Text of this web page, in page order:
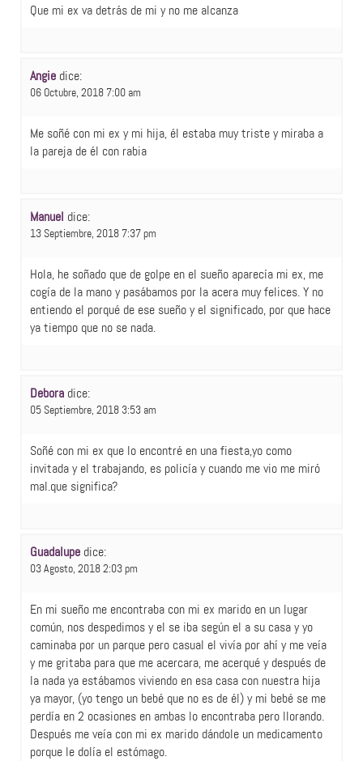
Que mi ex va detrás de mi y no me alcanza
Angie dice:
06 Octubre, 2018 7:00 am
Me soñé con mi ex y mi hija, él estaba muy triste y miraba a
la pareja de él con rabia
Manuel dice:
13 Septiembre, 2018 7:37 pm
Hola, he soñado que de golpe en el sueño aparecía mi ex, me
cogía de la mano y pasábamos por la acera muy felices. Y no
entiendo el porqué de ese sueño y el significado, por que hace
ya tiempo que no se nada.
Debora dice:
05 Septiembre, 2018 3:53 am
Soñé con mi ex que lo encontré en una fiesta,yo como
invitada y el trabajando, es policía y cuando me vio me miró
mal.que significa?
Guadalupe dice:
03 Agosto, 2018 2:03 pm
En mi sueño me encontraba con mi ex marido en un lugar
común, nos despedimos y el se iba según el a su casa y yo
caminaba por un parque pero casual el vivía por ahí y me veía
y me gritaba para que me acercara, me acerqué y después de
la nada ya estábamos viviendo en esa casa con nuestra hija
ya mayor, (yo tengo un bebé que no es de él) y mi bebé se me
perdía en 2 ocasiones en ambas lo encontraba pero llorando.
Después me veía con mi ex marido dándole un medicamento
porque le dolía el estómago.